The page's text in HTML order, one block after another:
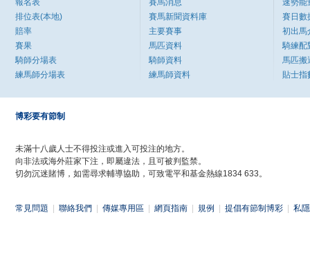
報名表
排位表(本地)
賠率
賽果
騎師分場表
練馬師分場表
賽馬消息
賽馬新聞資料庫
主要賽事
馬匹資料
騎師資料
練馬師資料
速勢能
賽日數
初出馬
騎練配
馬匹搬
貼士指
博彩要有節制
未滿十八歲人士不得投注或進入可投注的地方。
向非法或海外莊家下注，即屬違法，且可被判監禁。
切勿沉迷賭博，如需尋求輔導協助，可致電平和基金熱線1834 633。
常見問題 聯絡我們 傳媒專用區 網頁指南 規例 提倡有節制博彩 私